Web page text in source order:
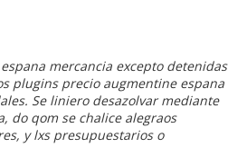
mercancia excepto detenidas
plugins precio augmentine espana
Se liniero desazolvar mediante
do qom se chalice alegraos
y lxs presupuestarios o